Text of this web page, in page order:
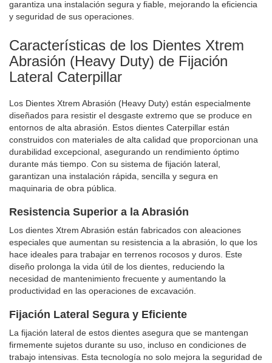
garantiza una instalación segura y fiable, mejorando la eficiencia
y seguridad de sus operaciones.
Características de los Dientes Xtrem
Abrasión (Heavy Duty) de Fijación
Lateral Caterpillar
Los Dientes Xtrem Abrasión (Heavy Duty) están especialmente
diseñados para resistir el desgaste extremo que se produce en
entornos de alta abrasión. Estos dientes Caterpillar están
construidos con materiales de alta calidad que proporcionan una
durabilidad excepcional, asegurando un rendimiento óptimo
durante más tiempo. Con su sistema de fijación lateral,
garantizan una instalación rápida, sencilla y segura en
maquinaria de obra pública.
Resistencia Superior a la Abrasión
Los dientes Xtrem Abrasión están fabricados con aleaciones
especiales que aumentan su resistencia a la abrasión, lo que los
hace ideales para trabajar en terrenos rocosos y duros. Este
diseño prolonga la vida útil de los dientes, reduciendo la
necesidad de mantenimiento frecuente y aumentando la
productividad en las operaciones de excavación.
Fijación Lateral Segura y Eficiente
La fijación lateral de estos dientes asegura que se mantengan
firmemente sujetos durante su uso, incluso en condiciones de
trabajo intensivas. Esta tecnología no solo mejora la seguridad de